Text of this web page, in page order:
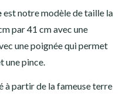
est notre modèle de taille la
par 41 cm avec une
une poignée qui permet
une pince.
à partir de la fameuse terre